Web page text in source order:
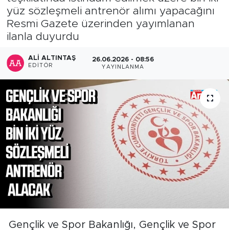
yüz sözleşmeli antrenör alımı yapacağını
Resmi Gazete üzerinden yayımlanan
ilanla duyurdu
ALI ALTINTAŞ
EDITÖR
26.06.2026 - 08:56
YAYINLANMA
Gençlik ve Spor Bakanlığı, Gençlik ve Spor
Haber Arşivi